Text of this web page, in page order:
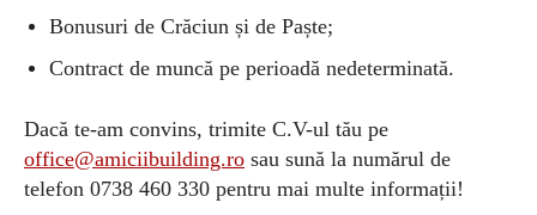
Bonusuri de Crăciun și de Paște;
Contract de muncă pe perioadă nedeterminată.
Dacă te-am convins, trimite C.V-ul tău pe
office@amiciibuilding.ro sau sună la numărul de
telefon 0738 460 330 pentru mai multe informații!